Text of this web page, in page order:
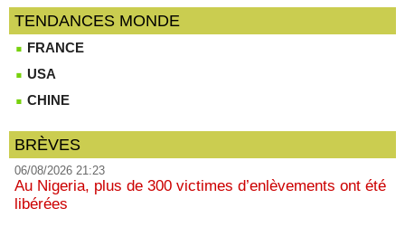
TENDANCES MONDE
FRANCE
USA
CHINE
BRÈVES
06/08/2026 21:23
Au Nigeria, plus de 300 victimes d’enlèvements ont été
libérées